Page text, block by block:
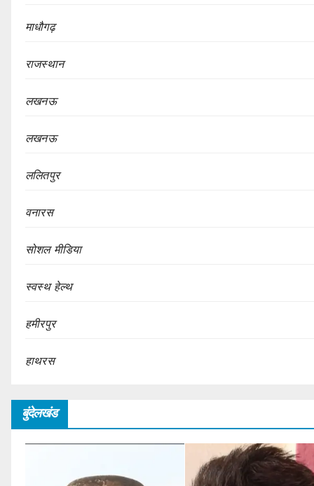
माधौगढ़
राजस्थान
लखनऊ
लखनऊ
ललितपुर
वनारस
सोशल मीडिया
स्वस्थ हेल्थ
हमीरपुर
हाथरस
बुंदेलखंड